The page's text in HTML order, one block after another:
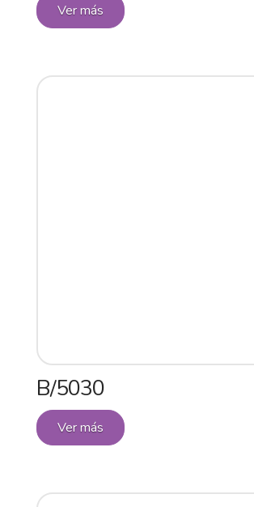
Ver más
B/5030
Ver más